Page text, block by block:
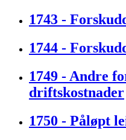
1743 -
1744 -
1749 - Andre
driftskostnader
1750 - Påløpt